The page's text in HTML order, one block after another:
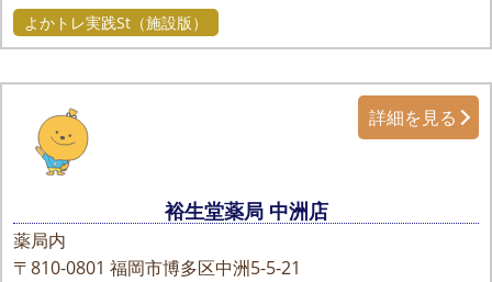
よかトレ実践St（施設版）
裕生堂薬局 中洲店
薬局内
〒810-0801 福岡市博多区中洲5-5-21
詳細を見る